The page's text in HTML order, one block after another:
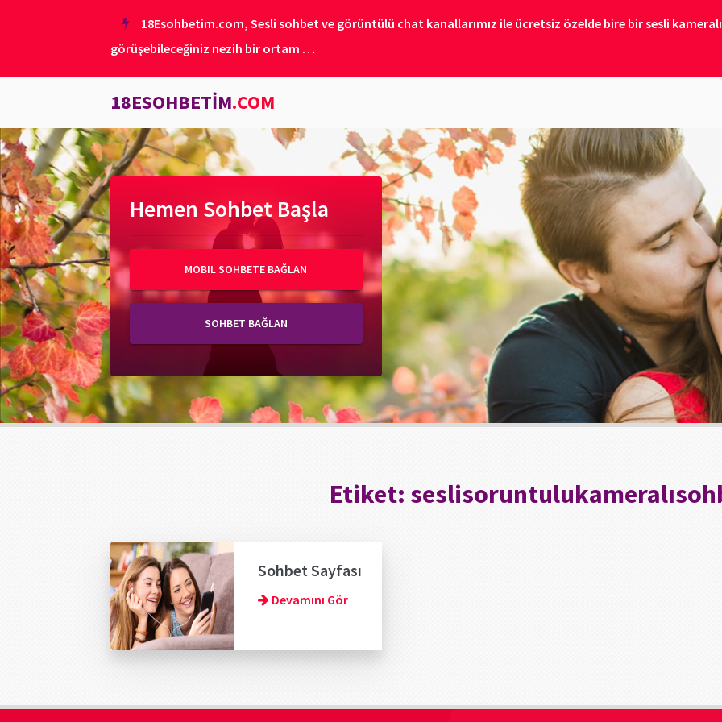
18Esohbetim.com, Sesli sohbet ve görüntülü chat kanallarımız ile ücretsiz özelde bire bir sesli
görüşebileceğiniz nezih bir ortam …
18ESOHBETİM.COM
Hemen Sohbet Başla
MOBIL SOHBETE BAĞLAN
SOHBET BAĞLAN
Etiket:
Sohbet Sayfası
Devamını Gör